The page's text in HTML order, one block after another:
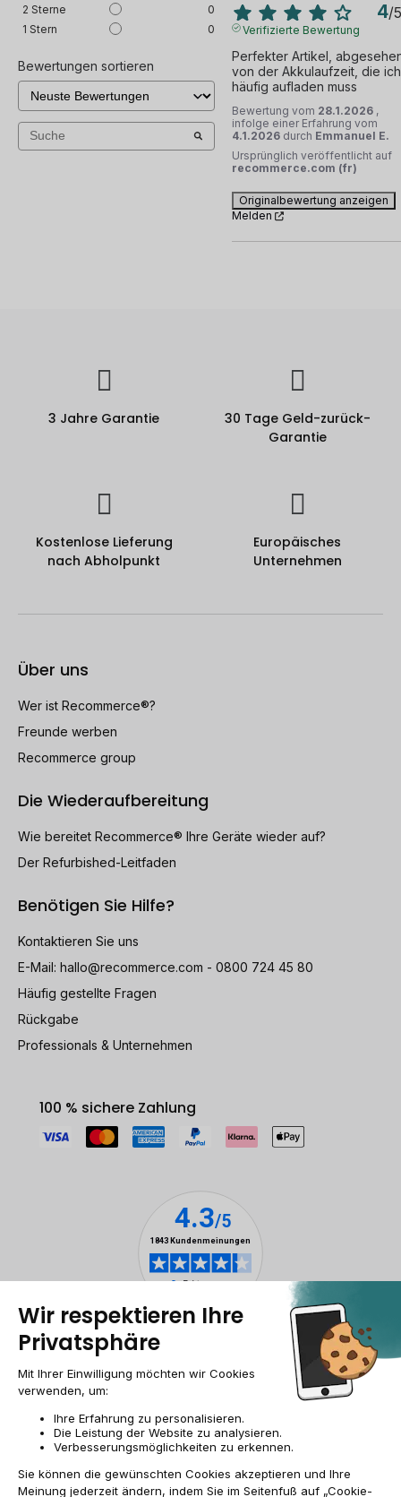
2 Sterne
0
1 Stern 0
Bewertungen sortieren
4/5
Verifizierte Bewertung
Perfekter Artikel,
von der Akkulaufzeit, die ich
häufig aufladen muss
Bewertung vom 28.1.2026 ,
infolge einer Erfahrung vom
4.1.2026 durch Emmanuel E.
Ursprünglich veröffentlicht auf
recommerce.com (fr)
Originalbewertung anzeigen
Melden
3 Jahre Garantie
30 Tage Geld-zurück-
Garantie
Kostenlose Lieferung
nach Abholpunkt
Europäisches
Unternehmen
Über uns
Wer ist Recommerce®?
Freunde werben
Recommerce group
Die Wiederaufbereitung
Wie bereitet Recommerce® Ihre Geräte wieder auf?
Der Refurbished-Leitfaden
Benötigen Sie Hilfe?
Kontaktieren Sie uns
E-Mail: hallo@recommerce.com - 0800 724 45 80
Häufig gestellte Fragen
Rückgabe
Professionals & Unternehmen
100 % sichere Zahlung
Impressum & ANB Allgemeine GeschäftsbedingungenCookies
Personenbezogener datenBarrierefreiheit